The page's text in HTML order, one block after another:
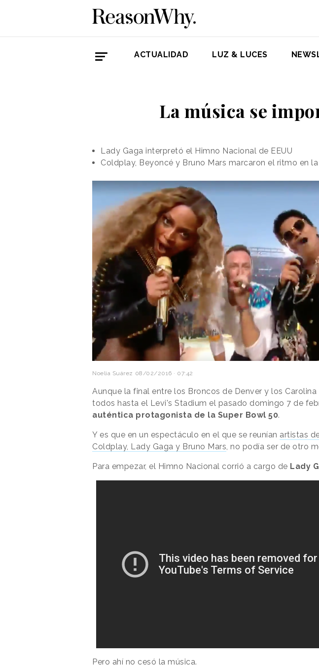
ACTUALIDAD LUZ & LUCES
La música se
Lady Gaga interpretó el Himno Nacional de EEUU
Coldplay, Beyoncé y Bruno Mars marcaron el ritmo en
Noelia Suárez 08/02/2016 · 07:42
Aunque la final entre los Broncos de Denver y los Carolina
todos hasta el Levi's Stadium el pasado domingo 7 de
auténtica protagonista de la Super Bowl 50.
Y es que en un espectáculo en el que se reunían artistas
Coldplay, Lady Gaga y Bruno Mars , no podía ser de otro
Para empezar, el Himno Nacional corrió a cargo de Lady
Pero ahí no cesó la música.